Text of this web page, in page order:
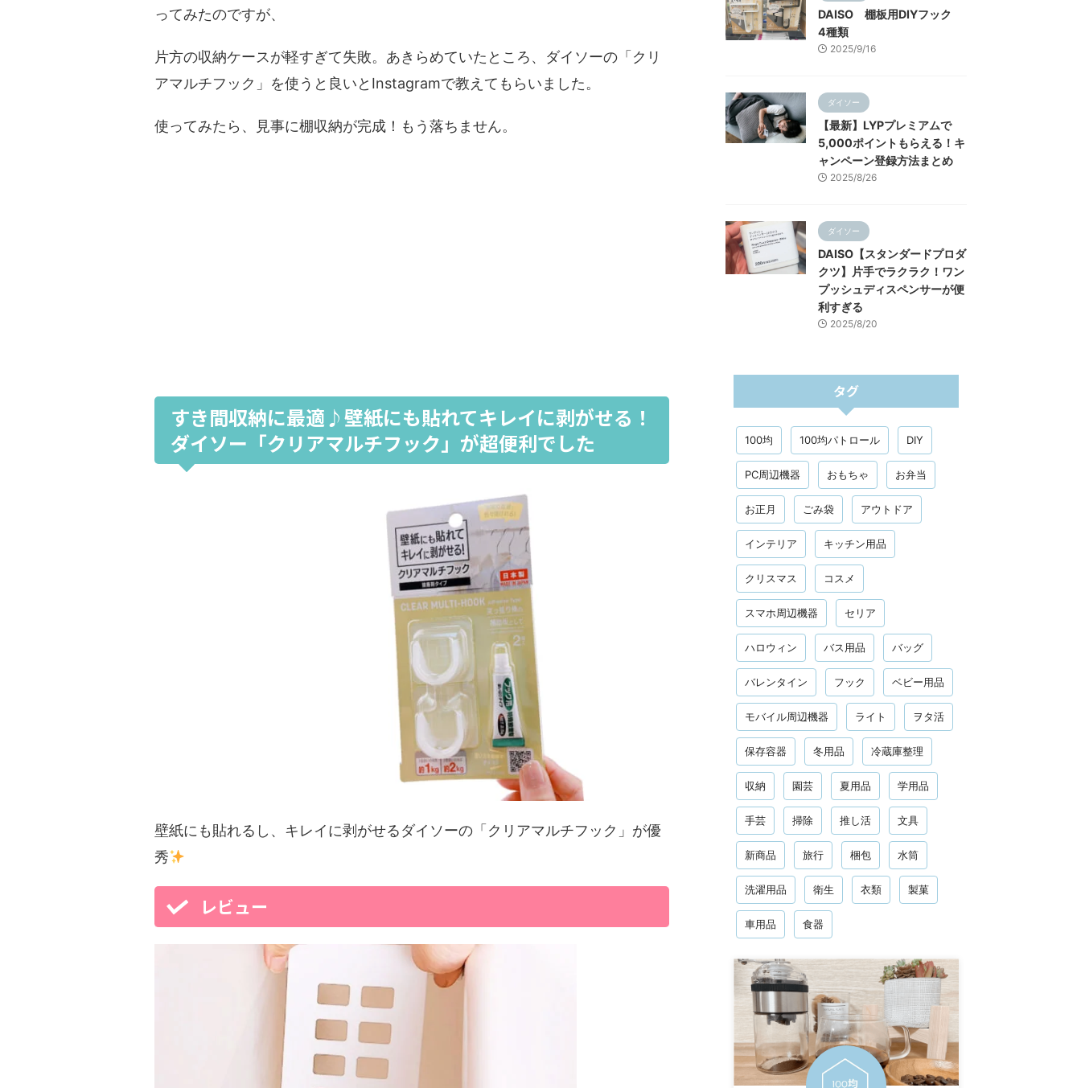
ってみたのですが、
片方の収納ケースが軽すぎて失敗。あきらめていたところ、ダイソーの「クリ
アマルチフック」を使うと良いとInstagramで教えてもらいました。
使ってみたら、見事に棚収納が完成！もう落ちません。
すき間収納に最適♪壁紙にも貼れてキレイに剥がせる！
ダイソー「クリアマルチフック」が超便利でした
壁紙にも貼れるし、キレイに剥がせるダイソーの「クリアマルチフック」が優
秀
レビュー
DAISO 棚板用DIYフック
4種類
2025/9/16
ダイソー
【最新】LYPプレミアムで
5,000ポイントもらえる！キ
ャンペーン登録方法まとめ
2025/8/26
ダイソー
DAISO【スタンダードプロダ
クツ】片手でラクラク！ワン
プッシュディスペンサーが便
利すぎる
2025/8/20
タグ
100均 100均パトロール DIY
PC周辺機器 おもちゃ お弁当
お正月 ごみ袋 アウトドア
インテリア キッチン用品
クリスマス コスメ
スマホ周辺機器 セリア
ハロウィン バス用品 バッグ
バレンタイン フック ベビー用品
モバイル周辺機器 ライト ヲタ活
保存容器 冬用品 冷蔵庫整理
収納 園芸 夏用品 学用品
手芸 掃除 推し活 文具
新商品 旅行 梱包 水筒
洗濯用品 衛生 衣類 製菓
車用品 食器